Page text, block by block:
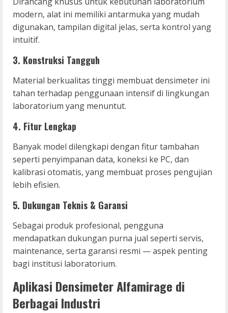
modern, alat ini memiliki antarmuka yang mudah
digunakan, tampilan digital jelas, serta kontrol yang
intuitif.
3. Konstruksi Tangguh
Material berkualitas tinggi membuat densimeter ini
tahan terhadap penggunaan intensif di lingkungan
laboratorium yang menuntut.
4. Fitur Lengkap
Banyak model dilengkapi dengan fitur tambahan
seperti penyimpanan data, koneksi ke PC, dan
kalibrasi otomatis, yang membuat proses pengujian
lebih efisien.
5. Dukungan Teknis & Garansi
Sebagai produk profesional, pengguna
mendapatkan dukungan purna jual seperti servis,
maintenance, serta garansi resmi — aspek penting
bagi institusi laboratorium.
Aplikasi Densimeter Alfamirage di
Berbagai Industri